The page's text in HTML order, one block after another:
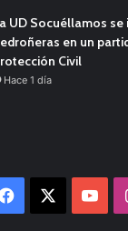
UD Socuéllamos se
en un
Civil
Hace 1 día
Facebook